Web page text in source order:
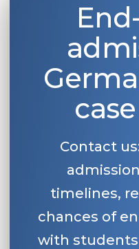
Contact
timelines,
chances of
with students